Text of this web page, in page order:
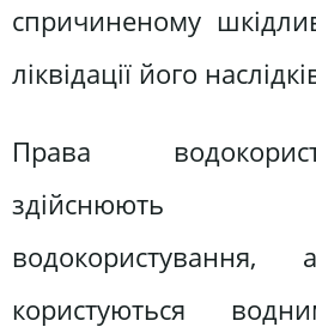
спричиненому
ліквідації його
Права
здійснюють
користуються